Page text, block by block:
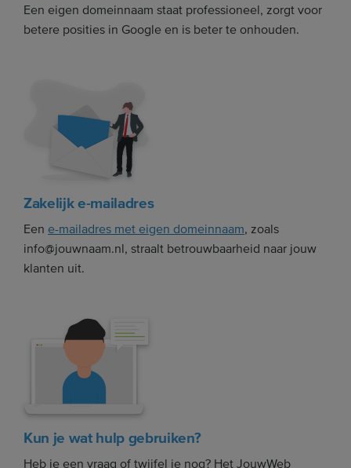
Een eigen domeinnaam staat professioneel, zorgt voor
betere posities in Google en is beter te onhouden.
Zakelijk e-mailadres
Een e-mailadres met eigen domeinnaam, zoals
info@jouwnaam.nl, straalt betrouwbaarheid naar jouw
klanten uit.
Kun je wat hulp gebruiken?
Heb je een vraag of twijfel je nog? Het JouwWeb